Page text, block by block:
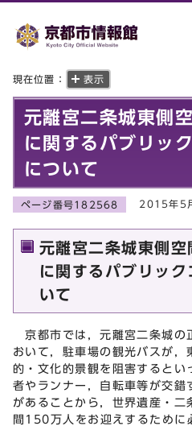
現在位置： 表示
元離宮二条城東側
に関するパブリッ
について
ページ番号182568 2015年5
元離宮二条城東側空
に関するパブリッ
いて
京都市では，元離宮二条城の
おいて，駐車場の観光バスが，
的・文化的景観を阻害するとい
者やランナー，自転車等が交錯
があることから，世界遺産・二
間150万人をお迎えするために